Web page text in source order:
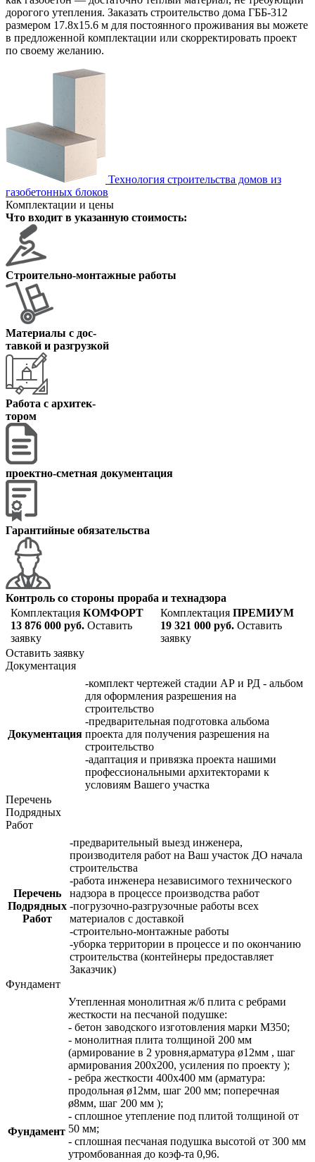
дорогого утепления. Заказать строительство дома ГББ-312
размером 17.8х15.6 м для постоянного проживания вы можете
в предложенной комплектации или скорректировать проект
по своему желанию.
Технология строительства домов из
газобетонных блоков
Комплектации и цены
Что входит в указанную стоимость:
Строительно-монтажные работы
Материалы с дос-
тавкой и разгрузкой
Работа с архитек-
тором
проектно-сметная документация
Гарантийные обязательства
Контроль со стороны прораба и технадзора
Комплектация КОМФОРТ
13 876 000 руб. Оставить
заявку
Комплектация ПРЕМИУМ
19 321 000 руб. Оставить
заявку
Оставить заявку
Документация
Документация
-комплект чертежей стадии АР и РД - альбом
для оформления разрешения на
строительство
-предварительная подготовка альбома
проекта для получения разрешения на
строительство
-адаптация и привязка проекта нашими
профессиональными архитекторами к
условиям Вашего участка
Перечень
Подрядных
Работ
Перечень
Подрядных
Работ
-предварительный выезд инженера,
производителя работ на Ваш участок ДО начала
строительства
-работа инженера независимого технического
надзора в процессе производства работ
-погрузочно-разгрузочные работы всех
материалов с доставкой
-строительно-монтажные работы
-уборка территории в процессе и по окончанию
строительства (контейнеры предоставляет
Заказчик)
Фундамент
Фундамент
Утепленная монолитная ж/б плита с ребрами
жесткости на песчаной подушке:
- бетон заводского изготовления марки М350;
- монолитная плита толщиной 200 мм
(армирование в 2 уровня,арматура ø12мм , шаг
армирования 200х200, усиления по проекту );
- ребра жесткости 400х400 мм (арматура:
продольная ø12мм, шаг 200 мм; поперечная
ø8мм, шаг 200 мм );
- сплошное утепление под плитой толщиной от
50 мм;
- сплошная песчаная подушка высотой от 300 мм
утромбованная до коэф-та 0,96.